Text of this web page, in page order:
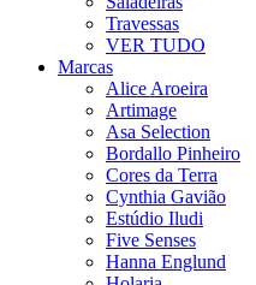
Travessas
VER TUDO
Marcas
Alice Aroeira
Artimage
Asa Selection
Bordallo Pinheiro
Cores da Terra
Cynthia Gavião
Estúdio Iludi
Five Senses
Hanna Englund